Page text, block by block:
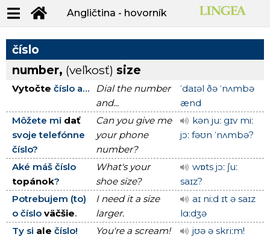
Angličtina - hovorník
číslo
number, (veľkosť) size
Vytočte číslo a...
Dial the number
and...
ˈdaɪəl ðə ˈnʌmbə
ænd
Môžete mi dať
svoje telefónne
číslo?
Can you give me
your phone
number?
kən juː gɪv miː
jɔː fəʊn ˈnʌmbə?
Aké máš číslo
topánok?
What's your
shoe size?
wɒts jɔː ʃuː
saɪz?
Potrebujem (to)
o číslo väčšie.
I need it a size
larger.
aɪ niːd ɪt ə saɪz
lɑːdʒə
Ty si ale číslo! You're a scream!
jʊə ə skriːm!